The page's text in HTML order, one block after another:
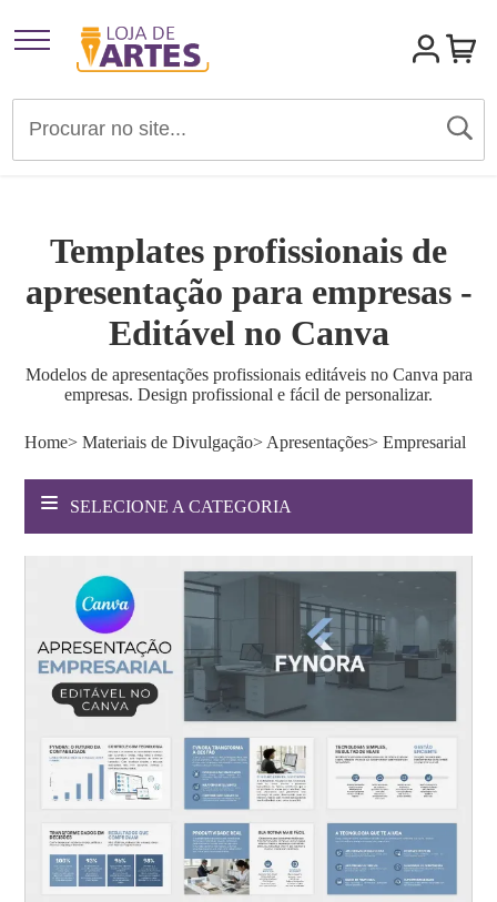
Artigos para Festas
Convites
Identidades Visuais
Materiais de Divulgação
Websites
Templates profissionais de
apresentação para empresas -
Editável no Canva
Modelos de apresentações profissionais editáveis no Canva para
empresas. Design profissional e fácil de personalizar.
Home> Materiais de Divulgação> Apresentações> Empresarial
SELECIONE A CATEGORIA